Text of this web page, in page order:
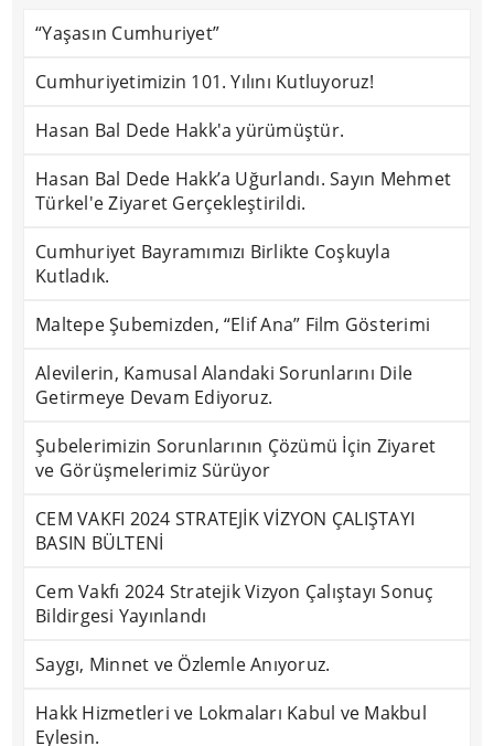
“Yaşasın Cumhuriyet”
Cumhuriyetimizin 101. Yılını Kutluyoruz!
Hasan Bal Dede Hakk'a yürümüştür.
Hasan Bal Dede Hakk’a Uğurlandı. Sayın Mehmet
Türkel'e Ziyaret Gerçekleştirildi.
Cumhuriyet Bayramımızı Birlikte Coşkuyla
Kutladık.
Maltepe Şubemizden, “Elif Ana” Film Gösterimi
Alevilerin, Kamusal Alandaki Sorunlarını Dile
Getirmeye Devam Ediyoruz.
Şubelerimizin Sorunlarının Çözümü İçin Ziyaret
ve Görüşmelerimiz Sürüyor
CEM VAKFI 2024 STRATEJİK VİZYON ÇALIŞTAYI
BASIN BÜLTENİ
Cem Vakfı 2024 Stratejik Vizyon Çalıştayı Sonuç
Bildirgesi Yayınlandı
Saygı, Minnet ve Özlemle Anıyoruz.
Hakk Hizmetleri ve Lokmaları Kabul ve Makbul
Eylesin.